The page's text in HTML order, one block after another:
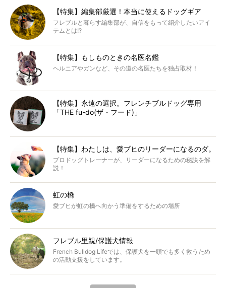
【特集】編集部厳選！本当に使えるドッグギア
フレブルと暮らす編集部が、自信をもって紹介したいアイ
テムとは!?
【特集】もしものときの名医名鑑
ヘルニアやガンなど、その道の名医たちを独占取材！
【特集】永遠の選択。フレンチブルドッグ専用
「THE fu-do(ザ・フード)」
【特集】わたしは、愛ブヒのリーダーになるのダ。
プロドッグトレーナーが、リーダーになるための秘訣を解
説！
虹の橋
愛ブヒが虹の橋へ向かう準備をするための場所
フレブル里親/保護犬情報
French Bulldog Lifeでは、保護犬を一頭でも多く救うため
の活動支援をしています。